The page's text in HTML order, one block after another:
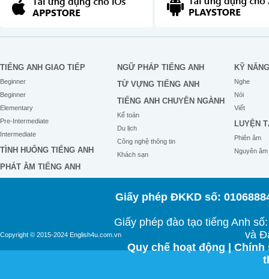
TIẾNG ANH GIAO TIẾP
Beginner
Beginner
Elementary
Pre-Intermediate
Intermediate
TÌNH HUỐNG TIẾNG ANH
PHÁT ÂM TIẾNG ANH
NGỮ PHÁP TIẾNG ANH
TỪ VỰNG TIẾNG ANH
TIẾNG ANH CHUYÊN NGÀNH
Kế toán
Du lịch
Công nghệ thông tin
Khách sạn
KỸ NĂNG
Nghe
Nói
Viết
LUYỆN
Phiên âm
Nguyên âm
Copyright © 2015-2024 English4u.com.vn
Giấy phép ĐKKD số:
Giấy phép đào tạo tiếng Anh
và
Quy chế hoạt động|Chính